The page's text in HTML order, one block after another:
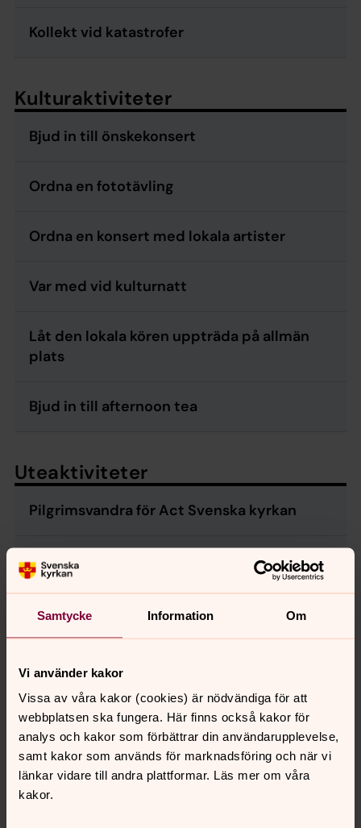
Samtycke Information Om
Vi använder kakor
Vissa av våra kakor (cookies) är nödvändiga för att
webbplatsen ska fungera. Här finns också kakor för
analys och kakor som förbättrar din användarupplevelse,
samt kakor som används för marknadsföring och när vi
länkar vidare till andra plattformar. Läs mer om våra
kakor.
Kollekt vid katastrofer
Kulturaktiviteter
Bjud in till önskekonsert
Ordna en fototävling
Ordna en konsert med lokala artister
Var med vid kulturnatt
Låt den lokala kören uppträda på allmän
plats
Bjud in till afternoon tea
Uteaktiviteter
Pilgrimsvandra för Act Svenska kyrkan
Ordna ett Livslopp
Bjud in till öppen trädgård
Tips och idéer från engagerade
Ljusshow på kyrkan i Västerhaninge